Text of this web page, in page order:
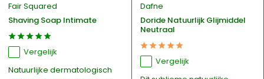
Fair Squared
Shaving Soap Intimate
Vergelijk
Natuurlijke dermatologisch
Dafne
Doride Natuurlijk Glijmiddel
Neutraal
Vergelijk